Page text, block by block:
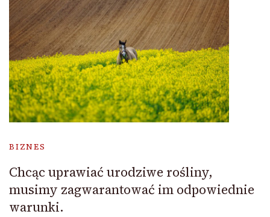
BIZNES
Chcąc uprawiać urodziwe rośliny,
musimy zagwarantować im odpowiednie
warunki.